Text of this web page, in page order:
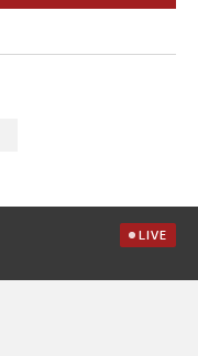
LIVE